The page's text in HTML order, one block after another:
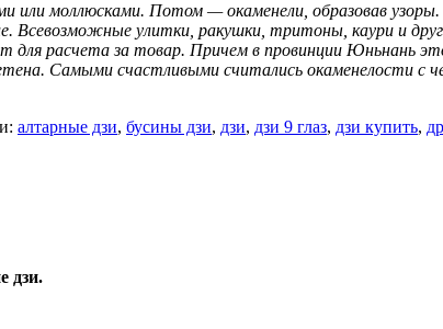
моллюсками. Потом — окаменели, образовав
Всевозможные улитки, ракушки, тритоны, каури и
расчета за товар. Причем в провинции Юньнань
Самыми счастливыми считались окаменелости с
алтарные дзи, бусины дзи, дзи, дзи 9 глаз, дзи купить,
дзи.